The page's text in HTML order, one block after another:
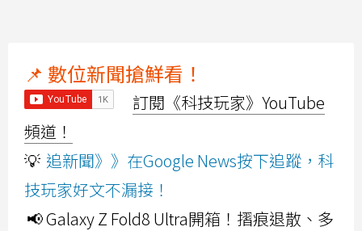
📌 數位新聞搶鮮看！
訂閱《科技玩家》YouTube
頻道！
💡 追新聞》》在Google News按下追蹤，科
技玩家好文不漏接！
📢 Galaxy Z Fold8 Ultra開箱！摺痕退散、多